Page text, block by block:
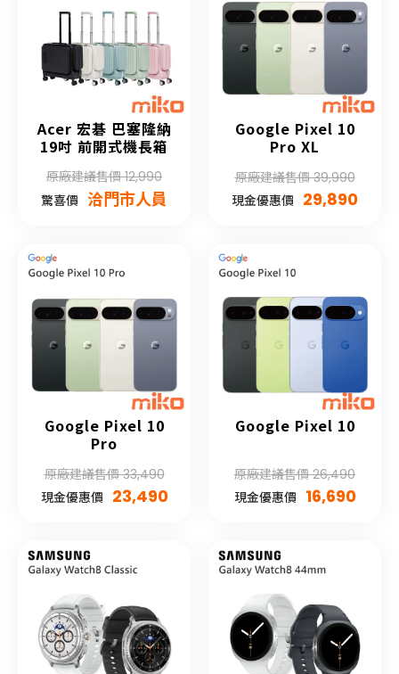
Acer 宏碁 巴塞隆納
19吋 前開式機長箱
原廠建議售價 12,990
驚喜價 洽門市人員
Google Pixel 10
Pro XL
原廠建議售價 39,990
現金優惠價 29,890
Google Pixel 10
Pro
原廠建議售價 33,490
現金優惠價 23,490
Google Pixel 10
原廠建議售價 26,490
現金優惠價 16,690